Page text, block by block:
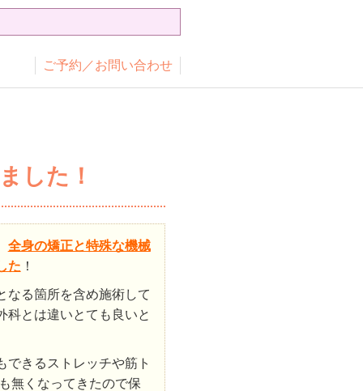
ご予約／お問い合わせ
した！
全身の矯正と特殊な機械
た ！
なる箇所を含め施術して
科とは違いとても良いと
できるストレッチや筋ト
無くなってきたので保